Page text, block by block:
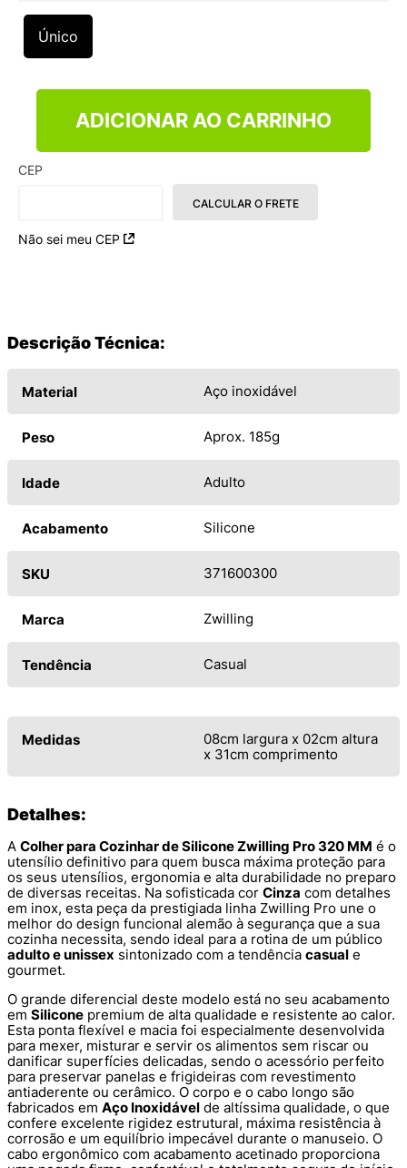
Único
ADICIONAR AO CARRINHO
CEP
Não sei meu CEP
CALCULAR O FRETE
Descrição Técnica:
Material Aço inoxidável
Peso Aprox. 185g
Idade Adulto
Acabamento Silicone
SKU 371600300
Marca Zwilling
Tendência Casual
Medidas
08cm largura x 02cm altura
x 31cm comprimento
Detalhes:
A Colher para Cozinhar de Silicone Zwilling Pro 320 MM é o
utensílio definitivo para quem busca máxima proteção para
os seus utensílios, ergonomia e alta durabilidade no preparo
de diversas receitas. Na sofisticada cor Cinza com detalhes
em inox, esta peça da prestigiada linha Zwilling Pro une o
melhor do design funcional alemão à segurança que a sua
cozinha necessita, sendo ideal para a rotina de um público
adulto e unissex sintonizado com a tendência casual e
gourmet.
O grande diferencial deste modelo está no seu acabamento
em Silicone premium de alta qualidade e resistente ao calor.
Esta ponta flexível e macia foi especialmente desenvolvida
para mexer, misturar e servir os alimentos sem riscar ou
danificar superfícies delicadas, sendo o acessório perfeito
para preservar panelas e frigideiras com revestimento
antiaderente ou cerâmico. O corpo e o cabo longo são
fabricados em Aço Inoxidável de altíssima qualidade, o que
confere excelente rigidez estrutural, máxima resistência à
corrosão e um equilíbrio impecável durante o manuseio. O
cabo ergonômico com acabamento acetinado proporciona
10º VANS TÊNIS VANS ULTRARANGE